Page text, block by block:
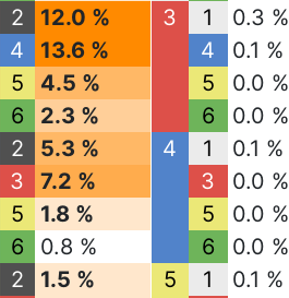
2
12.0 %
4
13.6 %
5
4.5 %
6
2.3 %
2
5.3 %
3
7.2 %
5
1.8 %
6
0.8 %
2
1.5 %
3
1
0.3 %
4
0.1 %
5
0.0 %
6
0.0 %
4
1
0.1 %
3
0.0 %
5
0.0 %
6
0.0 %
5
1
0.1 %